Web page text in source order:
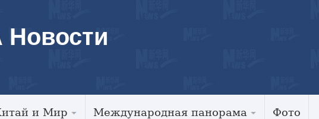
и Мир Международная панорама Фото